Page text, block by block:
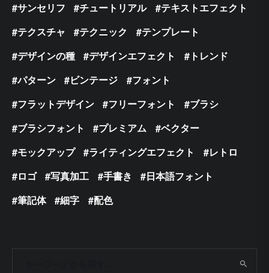
サンセリフ
チュートリアル
テキストエフェクト
テクスチャ
テクニック
テンプレート
デザインの種
デザインエフェクト
トレンド
パターン
ビンテージ
フォント
フラットデザイン
フリーフォント
ブラシ
ブラシフォント
プレミアム
ベクター
モックアップ
ライティングエフェクト
レトロ
ロゴ
写真加工 手書き
日本語フォント
筆記体
細字 配色